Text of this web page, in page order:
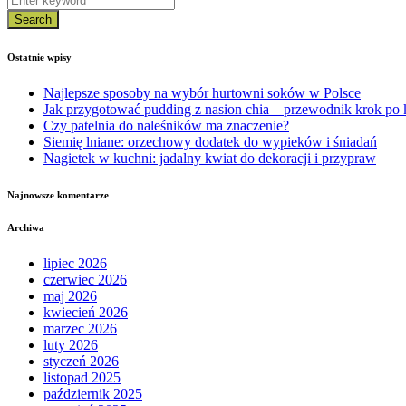
Search
Ostatnie wpisy
Najlepsze sposoby na wybór hurtowni soków w Polsce
Jak przygotować pudding z nasion chia – przewodnik krok po
Czy patelnia do naleśników ma znaczenie?
Siemię lniane: orzechowy dodatek do wypieków i śniadań
Nagietek w kuchni: jadalny kwiat do dekoracji i przypraw
Najnowsze komentarze
Archiwa
lipiec 2026
czerwiec 2026
maj 2026
kwiecień 2026
marzec 2026
luty 2026
styczeń 2026
listopad 2025
październik 2025